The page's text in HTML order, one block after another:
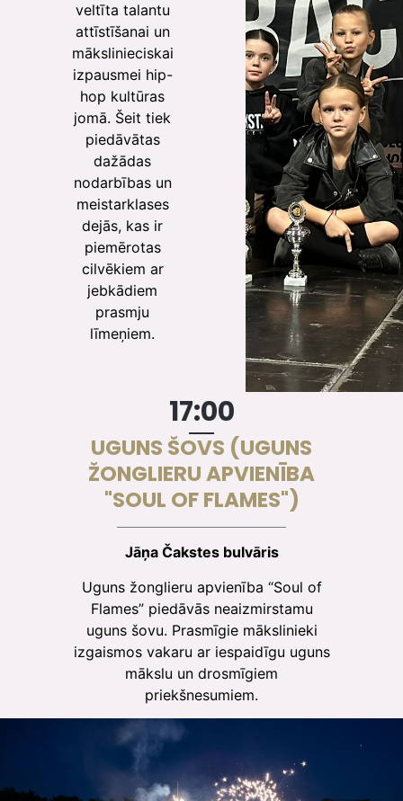
veltīta talantu
attīstīšanai un
mākslinieciskai
izpausmei hip-
hop kultūras
jomā. Šeit tiek
piedāvātas
dažādas
nodarbības un
meistarklases
dejās, kas ir
piemērotas
cilvēkiem ar
jebkādiem
prasmju
līmeņiem.
17:00
UGUNS ŠOVS (UGUNS
ŽONGLIERU APVIENĪBA
"SOUL OF FLAMES")
Jāņa Čakstes bulvāris
Uguns žonglieru apvienība “Soul of
Flames” piedāvās neaizmirstamu
uguns šovu. Prasmīgie mākslinieki
izgaismos vakaru ar iespaidīgu uguns
mākslu un drosmīgiem
priekšnesumiem.